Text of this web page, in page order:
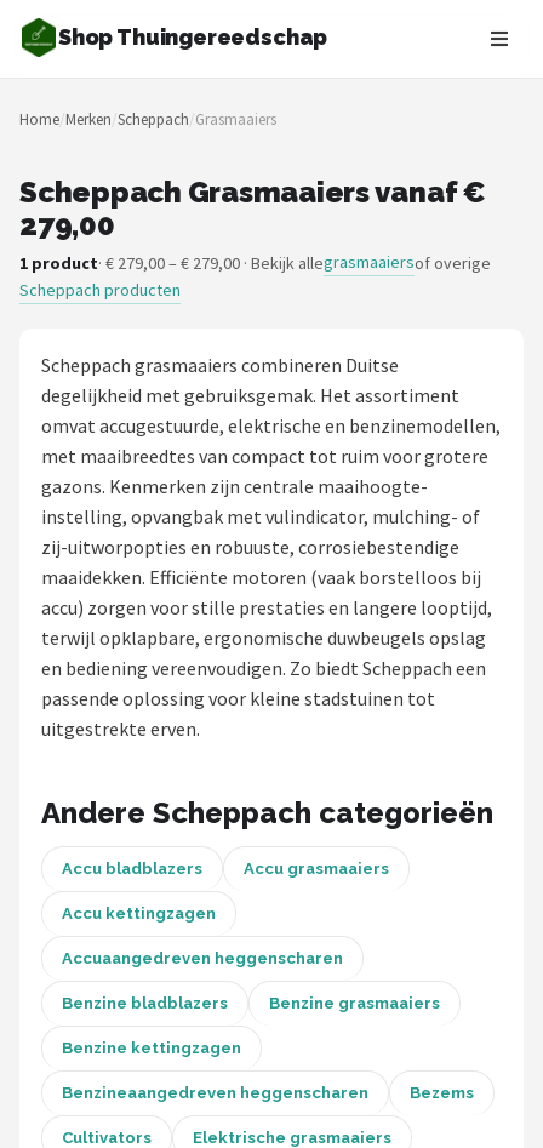
Shop Thuingereedschap
Zoeken
NAVIGATIE
Merken
Blog
Grasmaaiers
Hogedrukreinigers
Grastrimmers
Onkruidbranders
Shop
To the South
GARDENA
Talen Tools
Husqvarna
Bosch
WORX
Einhell
Home/Merken/Scheppach/Grasmaaiers
Scheppach Grasmaaiers vanaf €
279,00
1 product· € 279,00 – € 279,00 · Bekijk allegrasmaaiersof overige
Scheppach producten
Scheppach grasmaaiers combineren Duitse
degelijkheid met gebruiksgemak. Het assortiment
omvat accugestuurde, elektrische en benzinemodellen,
met maaibreedtes van compact tot ruim voor grotere
gazons. Kenmerken zijn centrale maaihoogte-
instelling, opvangbak met vulindicator, mulching- of
zij-uitworpopties en robuuste, corrosiebestendige
maaidekken. Efficiënte motoren (vaak borstelloos bij
accu) zorgen voor stille prestaties en langere looptijd,
terwijl opklapbare, ergonomische duwbeugels opslag
en bediening vereenvoudigen. Zo biedt Scheppach een
passende oplossing voor kleine stadstuinen tot
uitgestrekte erven.
Andere Scheppach categorieën
Accu bladblazers Accu grasmaaiers
Accu kettingzagen
Accuaangedreven heggenscharen
Benzine bladblazers Benzine grasmaaiers
Benzine kettingzagen
Benzineaangedreven heggenscharen Bezems
Cultivators Elektrische grasmaaiers